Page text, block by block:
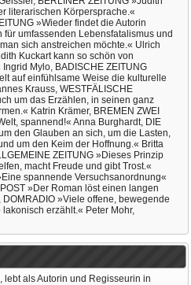
literarischen Körpersprache.«
»Wieder findet die Autorin
umfassenden Lebensfatalismus und
sich anstreichen möchte.« Ulrich
Kuckart kann so schön von
Mylo, BADISCHE ZEITUNG
auf einfühlsame Weise die kulturelle
Krauss, WESTFÄLISCHE
um das Erzählen, in seinen ganz
Katrin Krämer, BREMEN ZWEI
spannend!« Anna Burghardt, DIE
den Glauben an sich, um die Lasten,
um den Keim der Hoffnung.« Britta
ZEITUNG »Dieses Prinzip
macht Freude und gibt Trost.«
spannende Versuchsanordnung«
»Der Roman löst einen langen
»Viele offene, bewegende
erzählt.« Peter Mohr,
lebt als Autorin und Regisseurin in